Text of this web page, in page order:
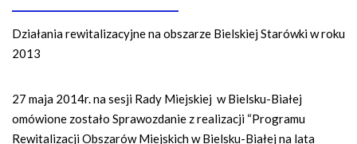
Działania rewitalizacyjne na obszarze Bielskiej Starówki w roku
2013
27 maja 2014r. na sesji Rady Miejskiej w Bielsku-Białej
omówione zostało Sprawozdanie z realizacji “Programu
Rewitalizacji Obszarów Miejskich w Bielsku-Białej na lata